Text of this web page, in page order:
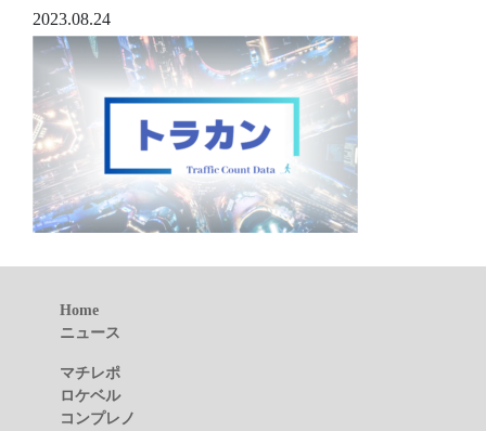
2023.08.24
Home
ニュース
マチレポ
ロケベル
コンプレノ